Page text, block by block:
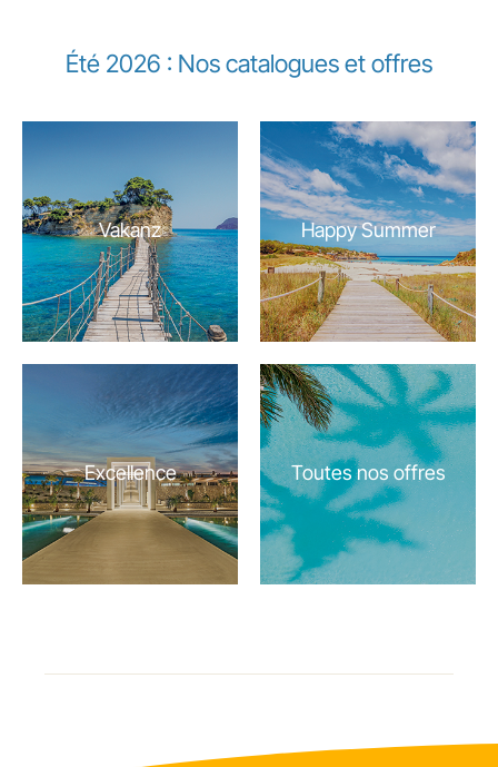
Été 2026 : Nos catalogues et offres
Vakanz Happy Summer
Excellence Toutes nos offres